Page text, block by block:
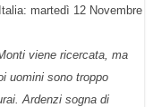
martedì 12 Novembre
viene ricercata, ma
uomini sono troppo
Ardenzi sogna di